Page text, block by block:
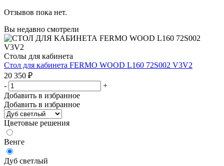
Отзывов пока нет.
Вы недавно смотрели
Столы для кабинета
Стол для кабинета FERMO WOOD L160 72S002 V3V2
20 350 ₽
-
+
Добавить в избранное
Добавить в избранное
Цветовые решения
Венге
Дуб светлый